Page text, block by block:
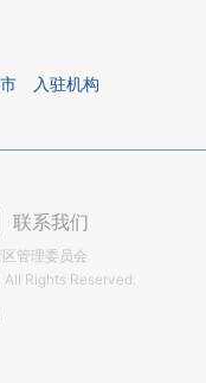
入驻机构
联系我们
管理委员会
Rights Reserved.